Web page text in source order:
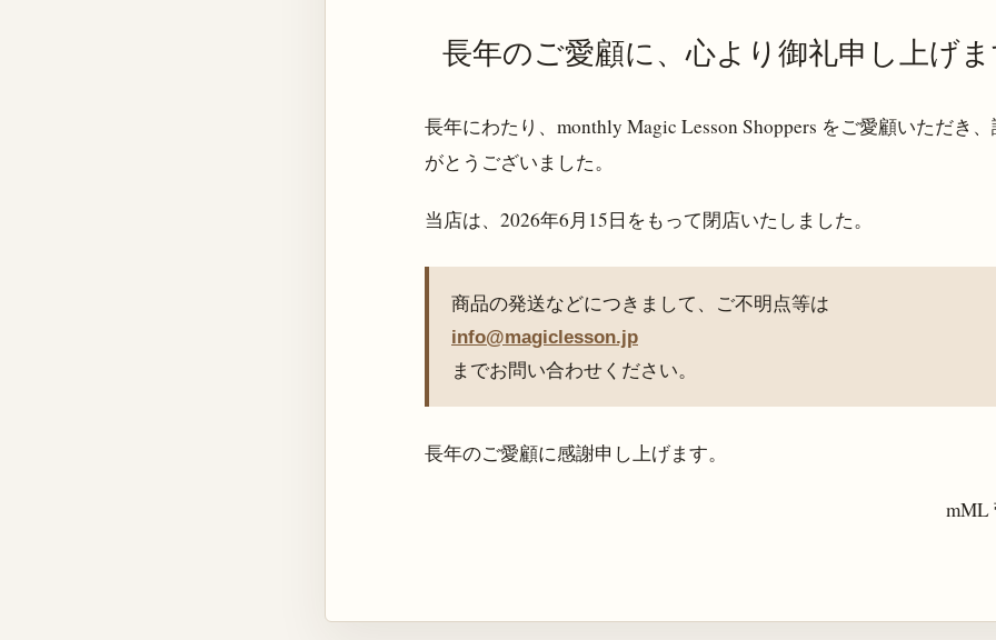
長年のご愛顧に、心より御礼申し上げ
長年にわたり、monthly Magic Lesson Shoppers をご愛顧いただき
がとうございました。
当店は、 2026年6月15日 をもって閉店いたしました。
商品の発送などにつきまして、ご不明点等は
info@magiclesson.jp
までお問い合わせください。
長年のご愛顧に感謝申し上げます。
mML